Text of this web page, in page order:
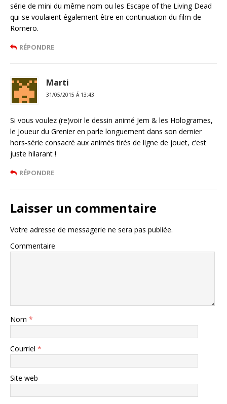
série de mini du même nom ou les Escape of the Living Dead
qui se voulaient également être en continuation du film de
Romero.
RÉPONDRE
Marti
31/05/2015 Á 13:43
Si vous voulez (re)voir le dessin animé Jem & les Hologrames,
le Joueur du Grenier en parle longuement dans son dernier
hors-série consacré aux animés tirés de ligne de jouet, c’est
juste hilarant !
RÉPONDRE
Laisser un commentaire
Votre adresse de messagerie ne sera pas publiée.
Commentaire
Nom *
Courriel *
Site web